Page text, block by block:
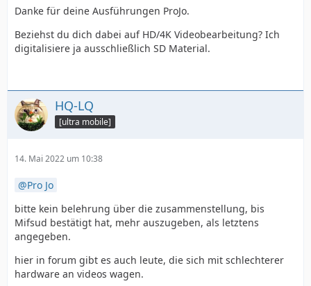
Danke für deine Ausführungen ProJo.
Beziehst du dich dabei auf HD/4K Videobearbeitung? Ich
digitalisiere ja ausschließlich SD Material.
HQ-LQ
[ultra mobile]
14. Mai 2022 um 10:38
Pro Jo
bitte kein belehrung über die zusammenstellung, bis
Mifsud bestätigt hat, mehr auszugeben, als letztens
angegeben.
hier in forum gibt es auch leute, die sich mit schlechterer
hardware an videos wagen.